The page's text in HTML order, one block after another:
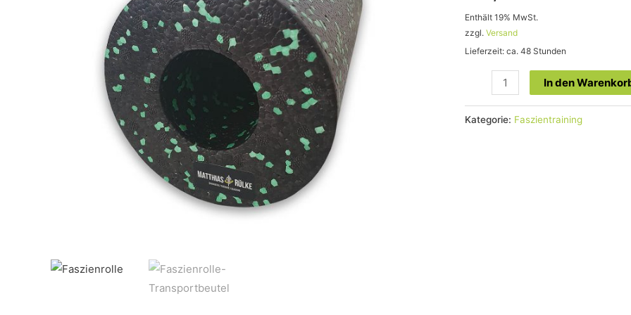
Enthält 19% MwSt.
zzgl. Versand
Lieferzeit: ca. 48 Stunden
In den
Kategorie: Faszientraining